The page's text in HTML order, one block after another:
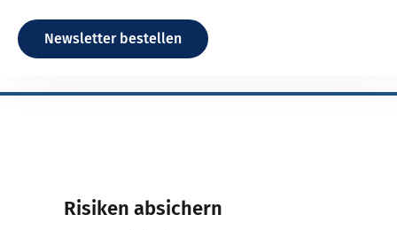
Newsletter bestellen
Risiken absichern